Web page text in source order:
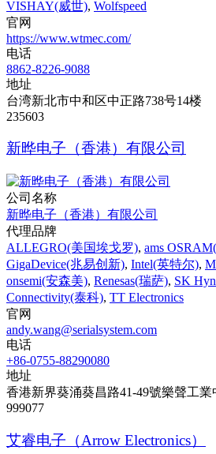
VISHAY(威世), Wolfspeed
官网
https://www.wtmec.com/
电话
8862-8226-9088
地址
台湾新北市中和区中正路738号14楼
235603
新晔电子（香港）有限公司
公司名称
新晔电子（香港）有限公司
代理品牌
ALLEGRO(美国埃戈罗), ams
GigaDevice(兆易创新), Intel(英特尔),
onsemi(安森美), Renesas(瑞萨), SK
Connectivity(泰科), TT Electronics
官网
andy.wang@serialsystem.com
电话
+86-0755-88290080
地址
香港新界葵涌葵昌路41-49號樂聲工業
999077
艾睿电子（Arrow Electronics）